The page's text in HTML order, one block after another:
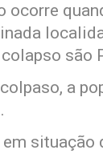
ocorre
são
a
em situação